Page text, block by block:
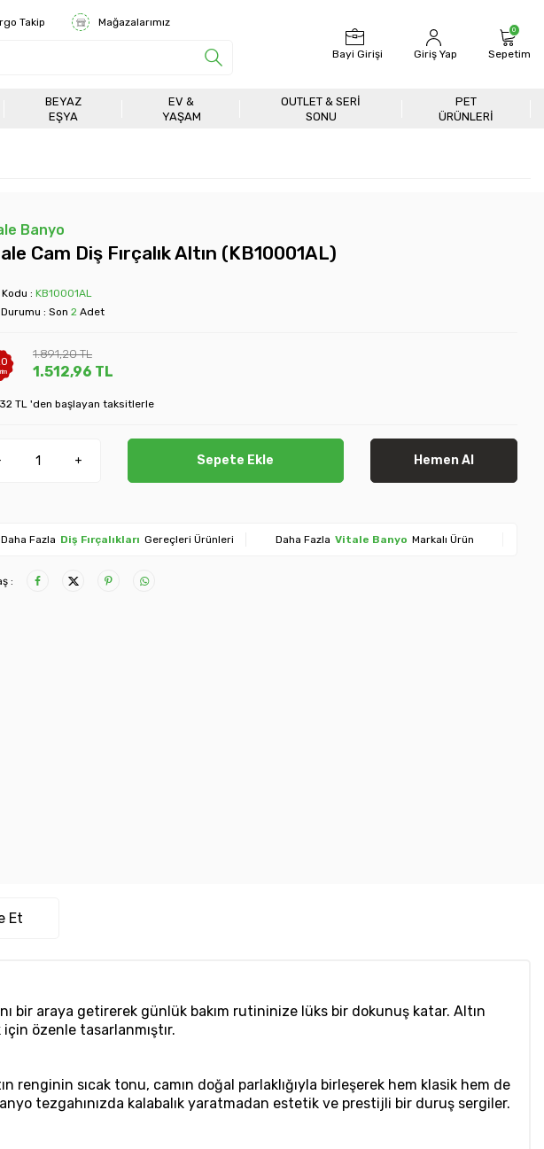
Takip Mağazalarımız
Bayi Girişi Giriş Yap
0
Sepetim
BEYAZ
EŞYA
EV &
YAŞAM
OUTLET & SERI
SONU
PET
ÜRÜNLERİ
Banyo
Cam Diş Fırçalık Altın (KB10001AL)
: KB10001AL
: Son 2 Adet
1.891,20TL
1.512,96 TL
TL 'den başlayan taksitlerle
Sepete Ekle Hemen Al
Daha Fazla Diş Fırçalıkları Gereçleri Ürünleri Daha Fazla Vitale Banyo Markalı Ürün
:
Et
bir araya getirerek günlük bakım rutininize lüks bir dokunuş katar. Altın
özenle tasarlanmıştır.
renginin sıcak tonu, camın doğal parlaklığıyla birleşerek hem klasik hem de
tezgahınızda kalabalık yaratmadan estetik ve prestijli bir duruş sergiler.